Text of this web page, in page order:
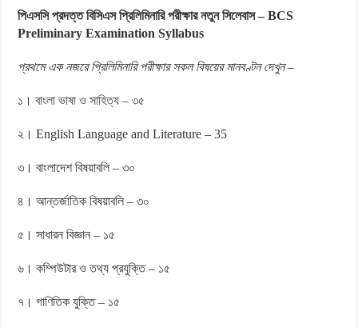
পিএসসি প্রদত্ত বিসিএস প্রিলিমিনারি পরীক্ষার নতুন সিলেবাস – BCS
Preliminary Examination Syllabus
প্রথমে এক নজরে প্রিলিমিনারি পরীক্ষার সকল বিষয়ের মানবণ্টন দেখুন –
১।বাংলা ভাষা ও সাহিত্য – ৩৫
২। English Language and Literature – 35
৩। বাংলাদেশ বিষয়াবলি – ৩০
৪। আন্তর্জাতিক বিষয়াবলি – ৩০
৫। সাধারন বিজ্ঞান – ১৫
৬। কম্পিউটার ও তথ্য প্রযুক্তি – ১৫
৭। গাণিতিক যুক্তি – ১৫